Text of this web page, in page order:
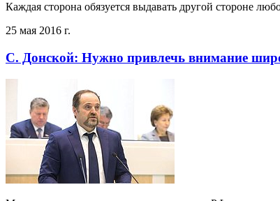
Каждая сторона обязуется выдавать другой стороне
25 мая 2016 г.
С. Донской: Нужно привлечь внимание